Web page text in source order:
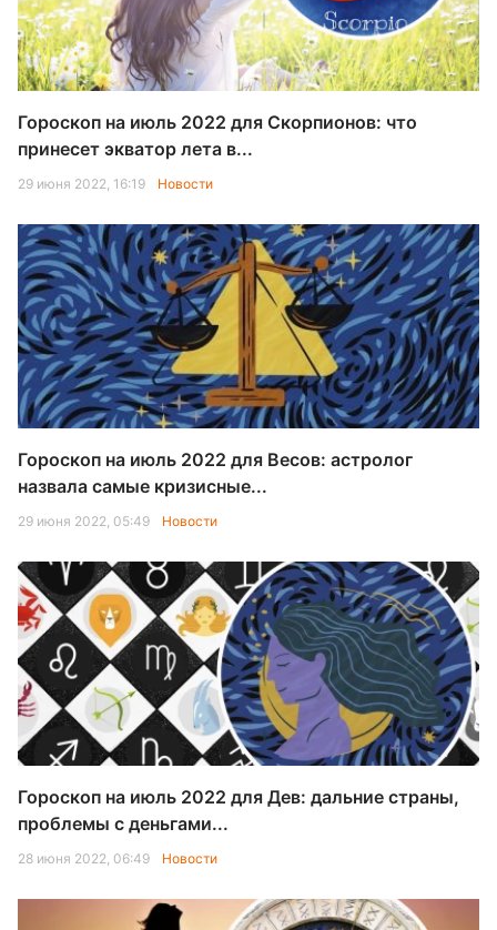
Гороскоп на июль 2022 для Скорпионов: что
принесет экватор лета в...
29 июня 2022, 16:19 Новости
Гороскоп на июль 2022 для Весов: астролог
назвала самые кризисные...
29 июня 2022, 05:49 Новости
Гороскоп на июль 2022 для Дев: дальние страны,
проблемы с деньгами...
28 июня 2022, 06:49 Новости